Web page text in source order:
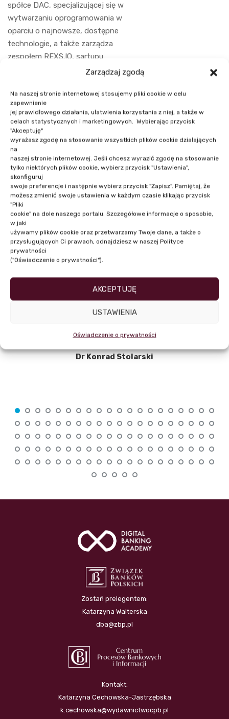
Zarządzaj zgodą
Na naszej stronie internetowej stosujemy pliki cookie w celu
zapewnienie
jej prawidłowego działania, ułatwienia korzystania z niej, a także w
celach statystycznych i marketingowych. Wybierając przycisk
"Akceptuję"
wyrażasz zgodę na stosowanie wszystkich plików cookie działających
na
naszej stronie internetowej. Jeśli chcesz wyrazić zgodę na stosowanie
tylko niektórych plików cookie, wybierz przycisk "Ustawienia",
skonfiguruj
swoje preferencje i następnie wybierz przycisk "Zapisz". Pamiętaj, że
możesz zmienić swoje ustawienia w każdym czasie klikając przycisk
"Pliki
cookie" na dole naszego portalu. Szczegółowe informacje o sposobie,
w jaki
używamy plików cookie oraz przetwarzamy Twoje dane, a także o
przysługujących Ci prawach, odnajdziesz w naszej Polityce
prywatności
("Oświadczenie o prywatności").
AKCEPTUJĘ
USTAWIENIA
Oświadczenie o prywatności
spółce DAC, specjalizującej się w
wytwarzaniu oprogramowania w
oparciu o najnowsze, dostępne
technologie, a także zarządza
zespołem REXS.IO, sartupu
dostarczającego usługi notaryzacji
blockchain.
NASI PRELEGENCI
Dr Konrad Stolarski
Zostań prelegentem:
Katarzyna Walterska
dba@zbp.pl
Kontakt:
Katarzyna Cechowska-Jastrzębska
k.cechowska@wydawnictwocpb.pl